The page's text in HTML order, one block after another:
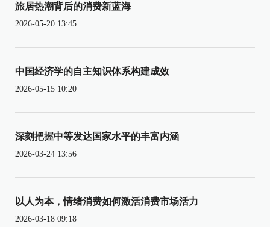
旅居热潮背后的消费新蓝海
2026-05-20 13:45
中国经济学的自主知识体系构建成效
2026-05-15 10:20
深刻把握中等发达国家水平的丰富内涵
2026-03-24 13:56
以人为本，情绪消费如何激活消费市场活力
2026-03-18 09:18